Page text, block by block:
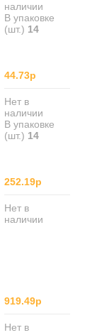
наличии
В упаковке
(шт.) 14
44.73р
Нет в
наличии
В упаковке
(шт.) 14
252.19р
Нет в
наличии
919.49р
Нет в